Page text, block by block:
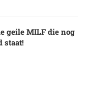
geile MILF die nog
staat!